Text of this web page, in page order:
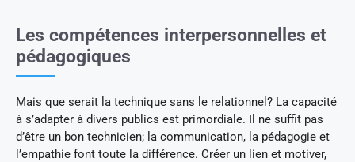
Les compétences interpersonnelles et
pédagogiques
Mais que serait la technique sans le relationnel? La capacité
à s’adapter à divers publics est primordiale. Il ne suffit pas
d’être un bon technicien; la communication, la pédagogie et
l’empathie font toute la différence. Créer un lien et motiver,